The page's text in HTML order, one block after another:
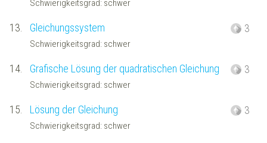
Schwierigkeitsgrad: schwer
13. Gleichungssystem
Schwierigkeitsgrad: schwer
3
14. Grafische Lösung der quadratischen Gleichung
Schwierigkeitsgrad: schwer
3
15. Lösung der Gleichung
Schwierigkeitsgrad: schwer
3